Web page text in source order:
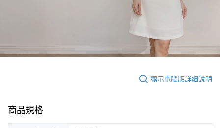
顯示電腦版詳細說明
商品規格